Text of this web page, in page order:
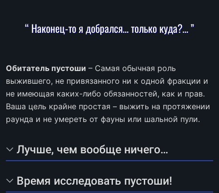
“ Наконец-то я добрался... только куда?... ”
Обитатель пустоши – Самая обычная роль
выжившего, не привязанного ни к одной фракции и
не имеющая каких-либо обязанностей, как и прав.
Ваша цель крайне простая – выжить на протяжении
раунда и не умереть от фауны или шальной пули.
Лучше, чем вообще ничего…
Время исследовать пустоши!